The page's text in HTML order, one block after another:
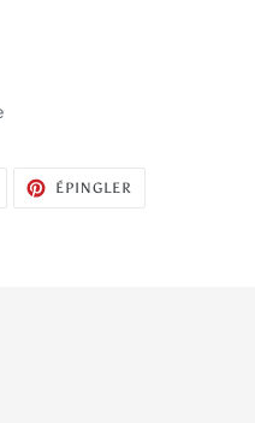
TWEETERÉPINGLER